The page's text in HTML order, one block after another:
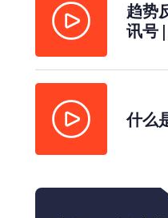
趋势
讯号
什么